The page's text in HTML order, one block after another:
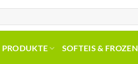
PRODUKTE SOFTEIS & FROZEN